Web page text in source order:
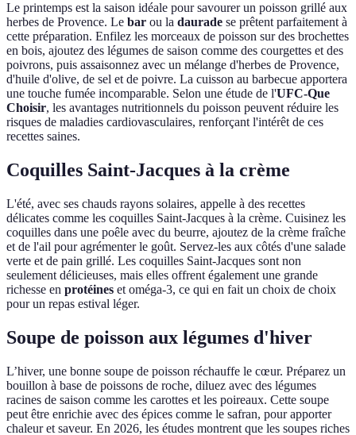
Le printemps est la saison idéale pour savourer un poisson grillé aux
herbes de Provence. Le bar ou la daurade se prêtent parfaitement à
cette préparation. Enfilez les morceaux de poisson sur des brochettes
en bois, ajoutez des légumes de saison comme des courgettes et des
poivrons, puis assaisonnez avec un mélange d'herbes de Provence,
d'huile d'olive, de sel et de poivre. La cuisson au barbecue apportera
une touche fumée incomparable. Selon une étude de l'UFC-Que
Choisir, les avantages nutritionnels du poisson peuvent réduire les
risques de maladies cardiovasculaires, renforçant l'intérêt de ces
recettes saines.
Coquilles Saint-Jacques à la crème
L'été, avec ses chauds rayons solaires, appelle à des recettes
délicates comme les coquilles Saint-Jacques à la crème. Cuisinez les
coquilles dans une poêle avec du beurre, ajoutez de la crème fraîche
et de l'ail pour agrémenter le goût. Servez-les aux côtés d'une salade
verte et de pain grillé. Les coquilles Saint-Jacques sont non
seulement délicieuses, mais elles offrent également une grande
richesse en protéines et oméga-3, ce qui en fait un choix de choix
pour un repas estival léger.
Soupe de poisson aux légumes d'hiver
L’hiver, une bonne soupe de poisson réchauffe le cœur. Préparez un
bouillon à base de poissons de roche, diluez avec des légumes
racines de saison comme les carottes et les poireaux. Cette soupe
peut être enrichie avec des épices comme le safran, pour apporter
chaleur et saveur. En 2026, les études montrent que les soupes riches